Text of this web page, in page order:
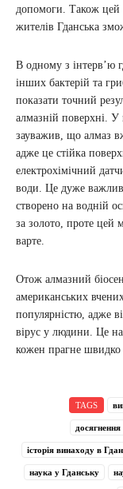
допомоги. Також цей
жителів Гданська
В одному з інтерв’ю
інших бактерій та
показати точний
алмазній поверхні. У
зауважив, що алмаз
адже це стійка
електрохімічний
води. Це дуже
створено на водній
за золото, проте цей
варте.
Отож алмазний
американських
популярністю, адже
вірус у людини. Це
кожен прагне швидко
TAGS
історія винаходу в
наука у Гданську